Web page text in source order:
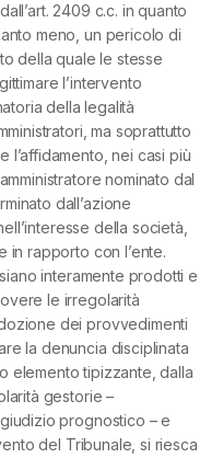
2409 c.c. in quanto
meno, un pericolo di
della quale le stesse
l’intervento
della legalità
ma soprattutto
l’affidamento, nei casi più
nominato dal
dall’azione
della società,
in rapporto con l’ente.
interamente prodotti e
le irregolarità
dei provvedimenti
la denuncia disciplinata
elemento tipizzante, dalla
gestorie –
prognostico – e
del Tribunale, si riesca